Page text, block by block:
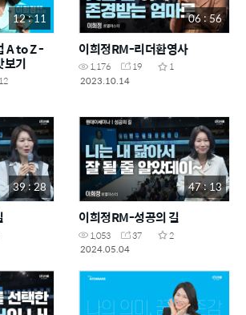
12 : 11
A to Z -
보기
12
06 : 56
이희정RM-리더환영사
1,176 19
1
2023.10.14
39 : 28 47 : 13
이희정RM-성공의 길
1,053 37
2
2024.05.04